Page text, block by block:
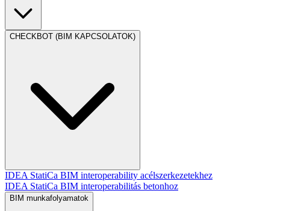
CHECKBOT (BIM KAPCSOLATOK)
IDEA StatiCa BIM interoperability acélszerkezetekhez
IDEA StatiCa BIM interoperabilitás betonhoz
BIM munkafolyamatok